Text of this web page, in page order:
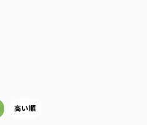
高い順